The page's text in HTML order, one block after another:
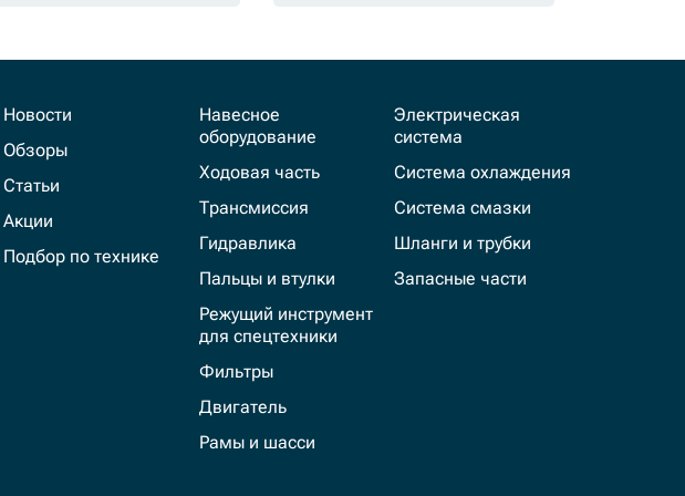
Новости
Обзоры
Статьи
Акции
Подбор по технике
Навесное
оборудование
Ходовая часть
Трансмиссия
Гидравлика
Пальцы и втулки
Режущий инструмент
для спецтехники
Фильтры
Двигатель
Рамы и шасси
Электрическая
система
Система охлаждения
Система смазки
Шланги и трубки
Запасные части